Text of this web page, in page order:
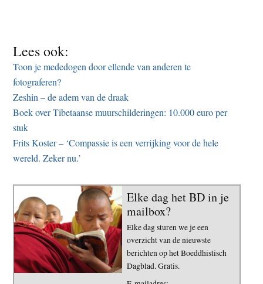
Lees ook:
Toon je mededogen door ellende van anderen te
fotograferen?
Zeshin – de adem van de draak
Boek over Tibetaanse muurschilderingen: 10.000 euro per
stuk
Frits Koster – ‘Compassie is een verrijking voor de hele
wereld. Zeker nu.’
Elke dag het BD in je
mailbox?
Elke dag sturen we je een
overzicht van de nieuwste
berichten op het Boeddhistisch
Dagblad. Gratis.